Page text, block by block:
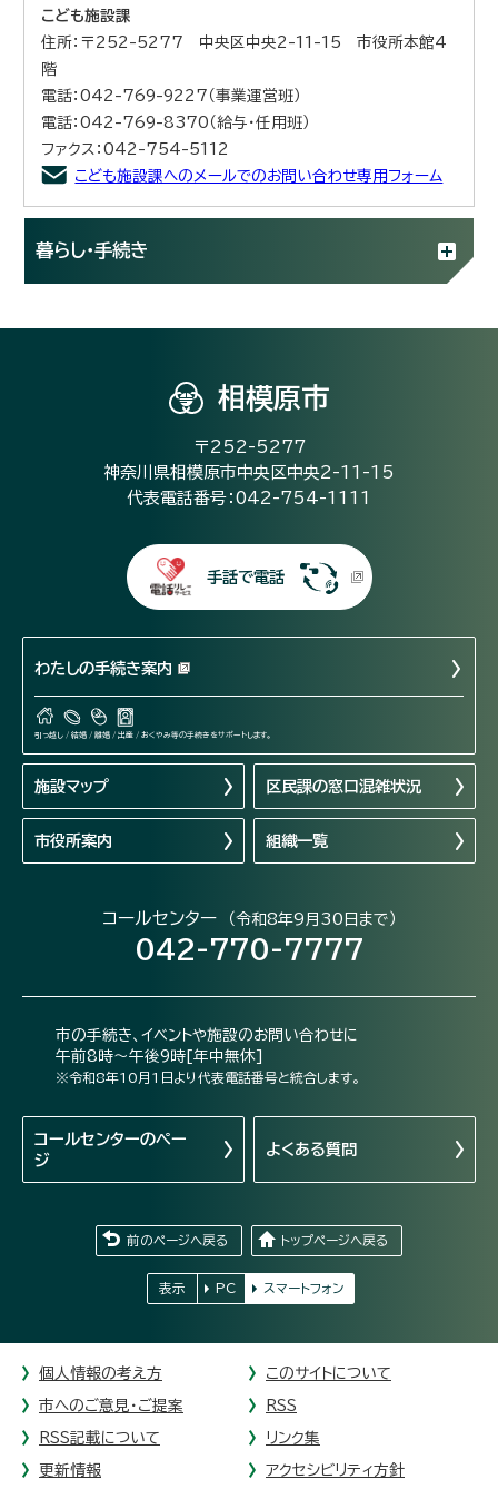
こども施設課
住所：〒252-5277 中央区中央2-11-15 市役所本館4
階
電話：042-769-9227（事業運営班）
電話：042-769-8370（給与・任用班）
ファクス：042-754-5112
こども施設課へのメールでのお問い合わせ専用フォーム
暮らし・手続き
相模原市
〒252-5277
神奈川県相模原市中央区中央2-11-15
代表電話番号：042-754-1111
手話で電話
わたしの手続き案内
引っ越し / 結婚 / 離婚 / 出産 / おくやみ等の手続きをサポートします。
施設マップ 区民課の窓口混雑状況
市役所案内 組織一覧
コールセンター （令和8年9月30日まで）
042-770-7777
市の手続き、イベントや施設のお問い合わせに
午前8時～午後9時[年中無休]
※令和8年10月1日より代表電話番号と統合します。
コールセンターのペー
ジ
よくある質問
前のページへ戻る トップページへ戻る
表示 PC スマートフォン
個人情報の考え方 このサイトについて
市へのご意見・ご提案 RSS
RSS記載について リンク集
更新情報 アクセシビリティ方針